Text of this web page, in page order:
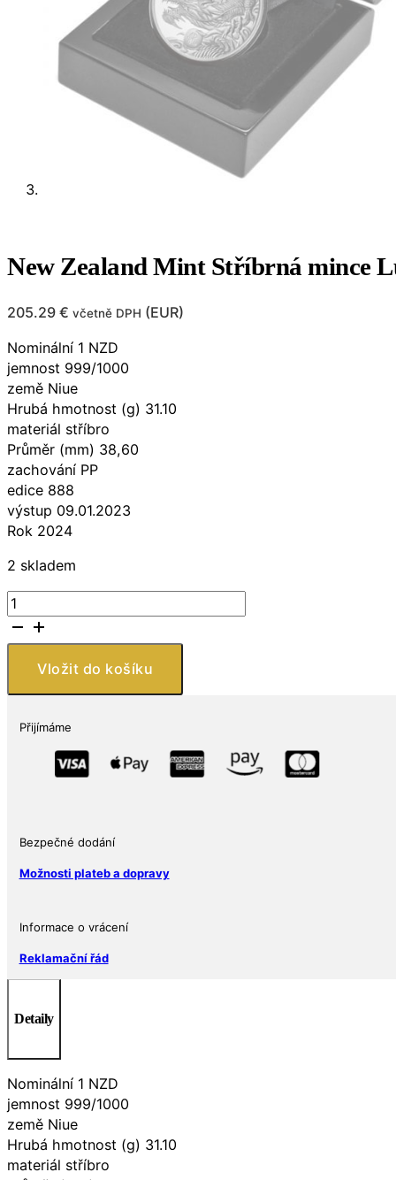
New Zealand Mint Stříbrná mince
205.29 € včetně DPH (EUR)
Nominální 1 NZD
jemnost 999/1000
země Niue
Hrubá hmotnost (g) 31.10
materiál stříbro
Průměr (mm) 38,60
zachování PP
edice 888
výstup 09.01.2023
Rok 2024
2 skladem
New
Zealand
Mint
Stříbrná
Lunární
drak
Vložit do košíku
Přijímáme
Bezpečné dodání
Možnosti plateb a dopravy
Informace o vrácení
Reklamační řád
Detaily
Nominální 1 NZD
jemnost 999/1000
země Niue
Hrubá hmotnost (g) 31.10
materiál stříbro